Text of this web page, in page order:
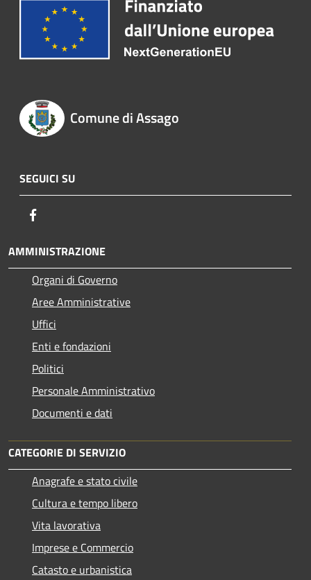
Comune di Assago
SEGUICI SU
AMMINISTRAZIONE
Organi di Governo
Aree Amministrative
Uffici
Enti e fondazioni
Politici
Personale Amministrativo
Documenti e dati
CATEGORIE DI SERVIZIO
Anagrafe e stato civile
Cultura e tempo libero
Vita lavorativa
Imprese e Commercio
Catasto e urbanistica